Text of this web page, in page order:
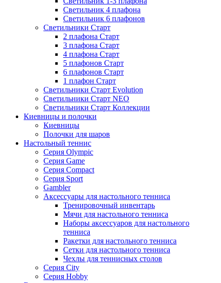
Светильник 4 плафона
Светильник 6 плафонов
Светильники Старт
2 плафона Старт
3 плафона Старт
4 плафона Старт
5 плафонов Старт
6 плафонов Старт
1 плафон Старт
Светильники Старт Evolution
Светильники Старт NEO
Светильники Старт Коллекции
Киевницы и полочки
Киевницы
Полочки для шаров
Настольный теннис
Серия Olympic
Серия Game
Серия Compact
Серия Sport
Gambler
Аксессуары для настольного тенниса
Тренировочный инвентарь
Мячи для настольного тенниса
Наборы аксессуаров для настольного
тенниса
Ракетки для настольного тенниса
Сетки для настольного тенниса
Чехлы для теннисных столов
Серия City
Серия Hobby